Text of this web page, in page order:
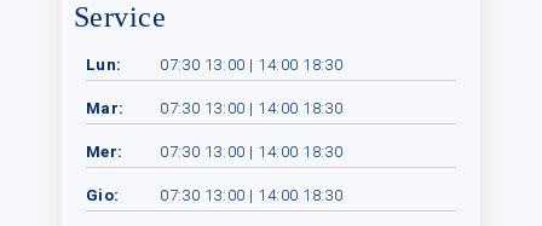
Service
Lun: 07:30 13:00 | 14:00 18:30
Mar: 07:30 13:00 | 14:00 18:30
Mer: 07:30 13:00 | 14:00 18:30
Gio: 07:30 13:00 | 14:00 18:30